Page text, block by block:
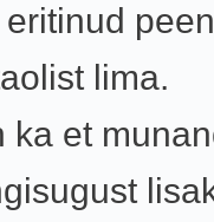
lima.
ka et